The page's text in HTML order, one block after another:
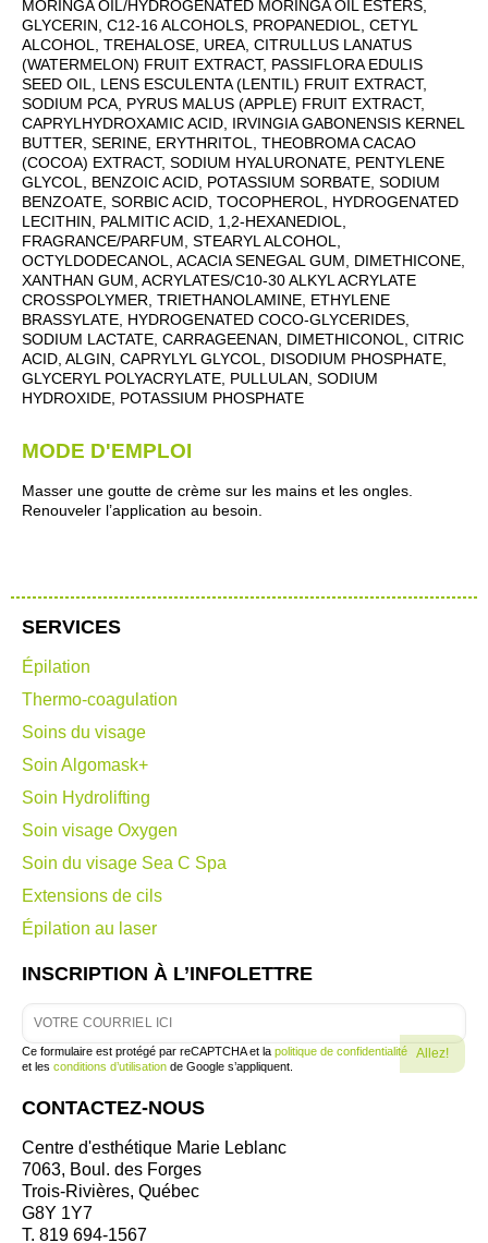
MORINGA OIL/HYDROGENATED MORINGA OIL ESTERS,
GLYCERIN, C12-16 ALCOHOLS, PROPANEDIOL, CETYL
ALCOHOL, TREHALOSE, UREA, CITRULLUS LANATUS
(WATERMELON) FRUIT EXTRACT, PASSIFLORA EDULIS
SEED OIL, LENS ESCULENTA (LENTIL) FRUIT EXTRACT,
SODIUM PCA, PYRUS MALUS (APPLE) FRUIT EXTRACT,
CAPRYLHYDROXAMIC ACID, IRVINGIA GABONENSIS KERNEL
BUTTER, SERINE, ERYTHRITOL, THEOBROMA CACAO
(COCOA) EXTRACT, SODIUM HYALURONATE, PENTYLENE
GLYCOL, BENZOIC ACID, POTASSIUM SORBATE, SODIUM
BENZOATE, SORBIC ACID, TOCOPHEROL, HYDROGENATED
LECITHIN, PALMITIC ACID, 1,2-HEXANEDIOL,
FRAGRANCE/PARFUM, STEARYL ALCOHOL,
OCTYLDODECANOL, ACACIA SENEGAL GUM, DIMETHICONE,
XANTHAN GUM, ACRYLATES/C10-30 ALKYL ACRYLATE
CROSSPOLYMER, TRIETHANOLAMINE, ETHYLENE
BRASSYLATE, HYDROGENATED COCO-GLYCERIDES,
SODIUM LACTATE, CARRAGEENAN, DIMETHICONOL, CITRIC
ACID, ALGIN, CAPRYLYL GLYCOL, DISODIUM PHOSPHATE,
GLYCERYL POLYACRYLATE, PULLULAN, SODIUM
HYDROXIDE, POTASSIUM PHOSPHATE
MODE D'EMPLOI
Masser une goutte de crème sur les mains et les ongles.
Renouveler l’application au besoin.
SERVICES
Épilation
Thermo-coagulation
Soins du visage
Soin Algomask+
Soin Hydrolifting
Soin visage Oxygen
Soin du visage Sea C Spa
Extensions de cils
Épilation au laser
INSCRIPTION À L’INFOLETTRE
Ce formulaire est protégé par reCAPTCHA et la politique de confidentialité
et les conditions d’utilisation de Google s’appliquent.
CONTACTEZ-NOUS
Centre d'esthétique Marie Leblanc
7063, Boul. des Forges
Trois-Rivières, Québec
G8Y 1Y7
T. 819 694-1567